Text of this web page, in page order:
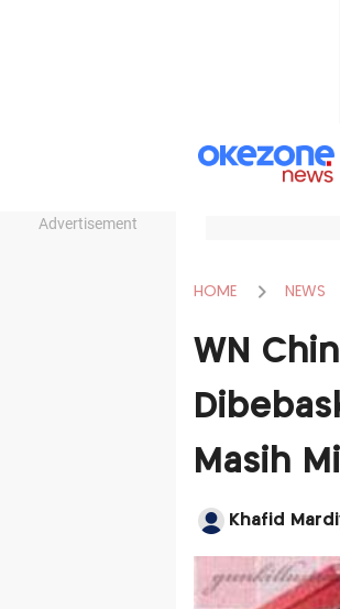
Advertisement
HOME NEWS
WN
Masih
Khafid